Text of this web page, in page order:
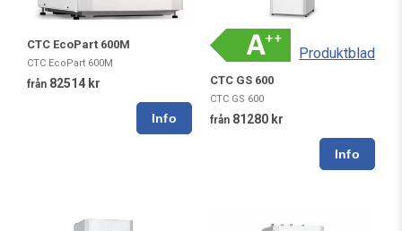
CTC EcoPart 600M
CTC EcoPart 600M
från 82514 kr
Produktblad
CTC GS 600
CTC GS 600
från 81280 kr